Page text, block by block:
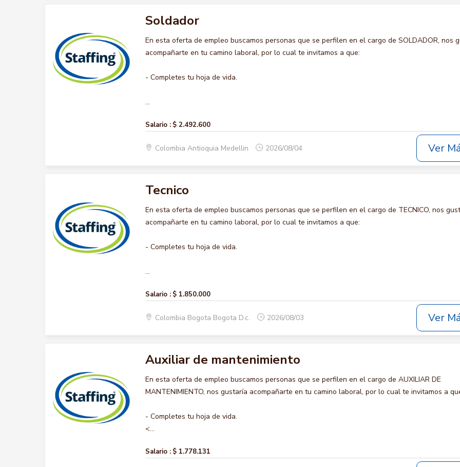
Soldador
En esta oferta de empleo buscamos personas que se perfilen en el cargo de SOLDADOR, nos
acompañarte en tu camino laboral, por lo cual te invitamos a que:
- Completes tu hoja de vida.
...
Salario : $ 2.492.600
Colombia Antioquia Medellin 2026/08/04 Ver
Tecnico
En esta oferta de empleo buscamos personas que se perfilen en el cargo de TECNICO, nos
acompañarte en tu camino laboral, por lo cual te invitamos a que:
- Completes tu hoja de vida.
...
Salario : $ 1.850.000
Colombia Bogota Bogota D.c. 2026/08/03 Ver
Auxiliar de mantenimiento
En esta oferta de empleo buscamos personas que se perfilen en el cargo de AUXILIAR DE
MANTENIMIENTO, nos gustaría acompañarte en tu camino laboral, por lo cual te invitamos a
- Completes tu hoja de vida.
<...
Salario : $ 1.778.131